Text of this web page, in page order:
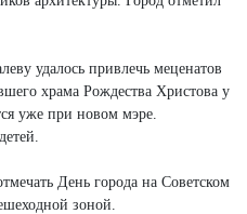
удалось привлечь меценатов
храма Рождества Христова у
уже при новом мэре.
День города на Советском
зоной.